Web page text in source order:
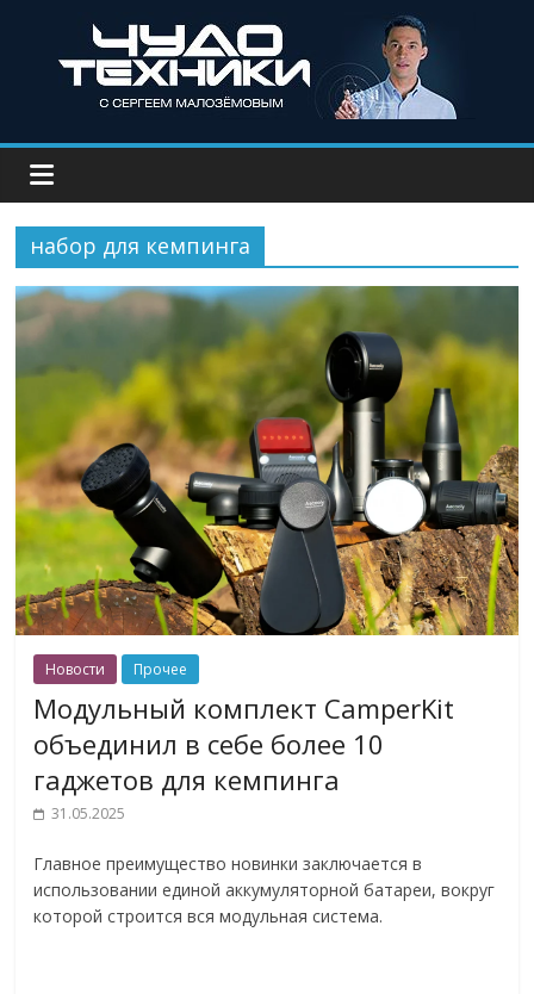
набор для кемпинга
Новости Прочее
Модульный комплект CamperKit
объединил в себе более 10
гаджетов для кемпинга
31.05.2025
Главное преимущество новинки заключается в
использовании единой аккумуляторной батареи, вокруг
которой строится вся модульная система.